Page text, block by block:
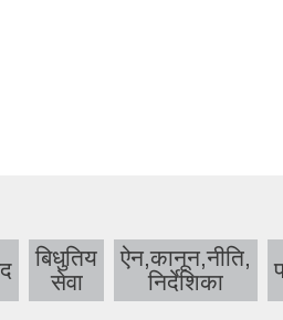
बिधुतिय
सेवा
ऐन,कानून,नीति,
निर्देशिका